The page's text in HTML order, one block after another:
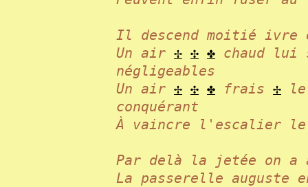
Il descend moitié
Un air ✢ ✣ ✤ chaud lui
négligeables
Un air ✢ ✣ ✤ frais ✢ le
conquérant
À vaincre l'escalier
Par delà la jetée on
La passerelle